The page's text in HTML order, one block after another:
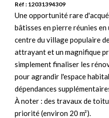
Réf : 12031394309
Une opportunité rare
bâtisses en pierre réunies en
centre du village populaire
attrayant et un magnifique
simplement finaliser les
pour agrandir l'espace
dépendances
À noter : des travaux de
priorité (environ 20 m²).